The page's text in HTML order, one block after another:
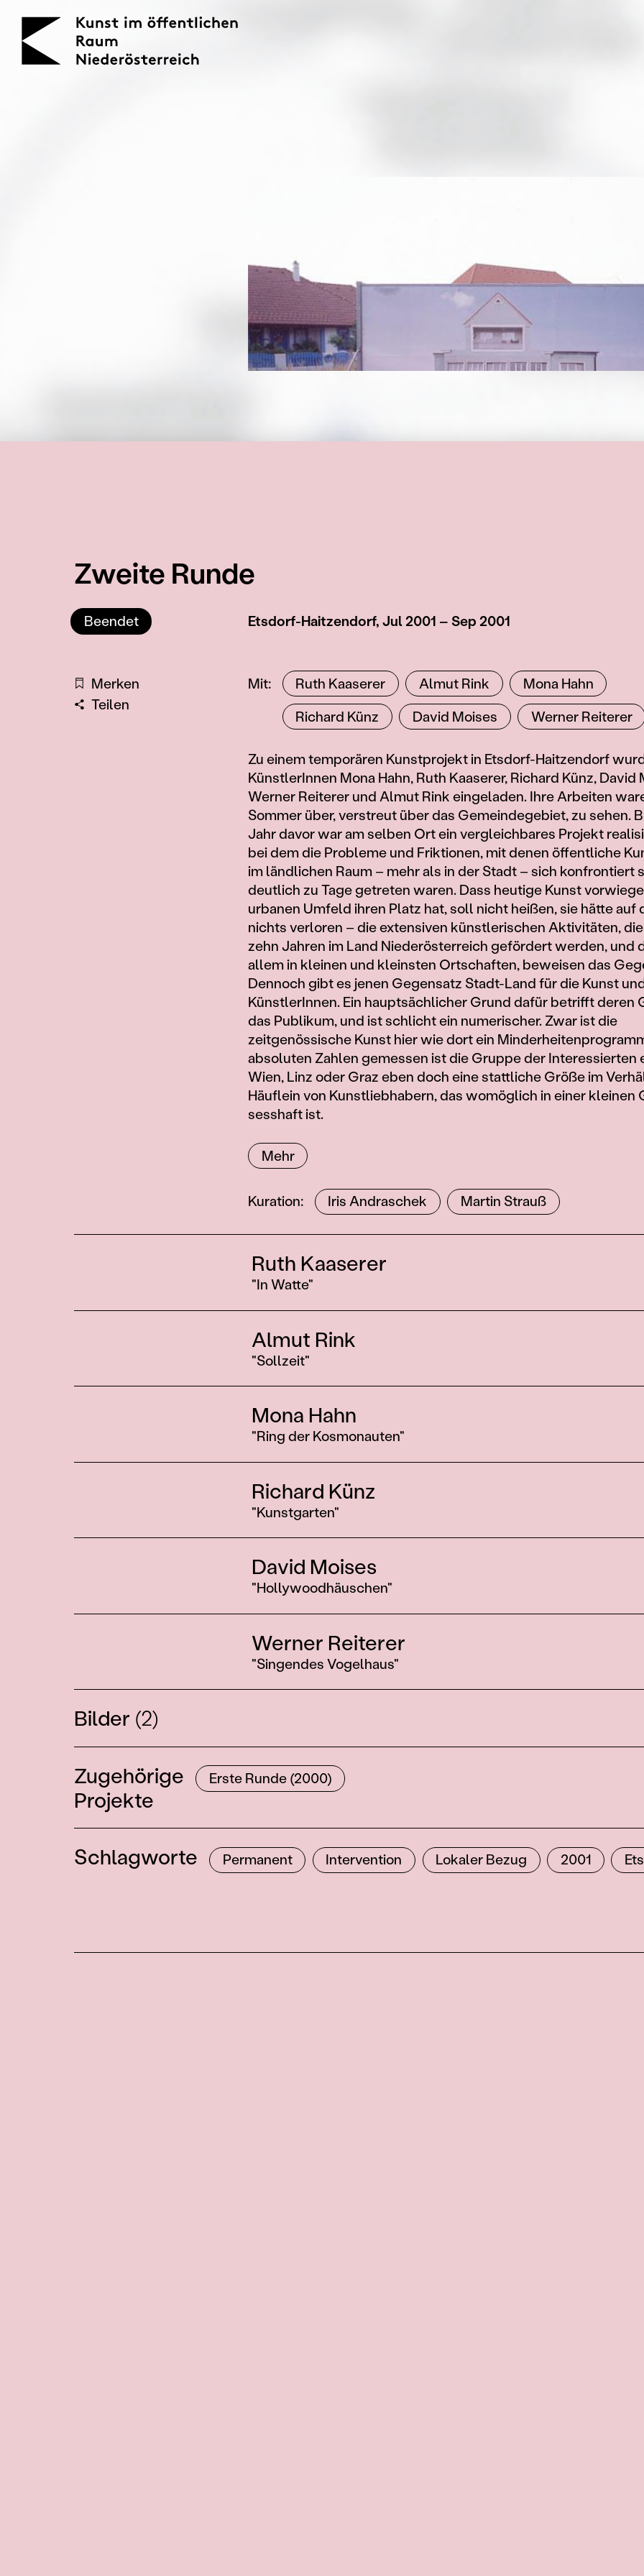
KOERNOE
Zweite Runde
Beendet
Merken
Teilen
Etsdorf-Haitzendorf, Jul 2001 – Sep 2001
KünstlerInnen
Mit Ruth Kaaserer Almut Rink
Mona Hahn
Richard Künz
David Moises Werner Reiterer
Information
Zu einem temporären Kunstprojekt in Etsdorf-Haitzendorf
KünstlerInnen Mona Hahn, Ruth Kaaserer, Richard Künz, David
Werner Reiterer und Almut Rink eingeladen. Ihre Arbeiten
Sommer über, verstreut über das Gemeindegebiet, zu sehen.
Jahr davor war am selben Ort ein vergleichbares Projekt
bei dem die Probleme und Friktionen, mit denen öffentliche
im ländlichen Raum – mehr als in der Stadt – sich konfrontiert
deutlich zu Tage getreten waren. Dass heutige Kunst
urbanen Umfeld ihren Platz hat, soll nicht heißen, sie hätte auf
nichts verloren – die extensiven künstlerischen Aktivitäten,
zehn Jahren im Land Niederösterreich gefördert werden, und
allem in kleinen und kleinsten Ortschaften, beweisen das
Dennoch gibt es jenen Gegensatz Stadt-Land für die Kunst
KünstlerInnen. Ein hauptsächlicher Grund dafür betrifft deren
das Publikum, und ist schlicht ein numerischer. Zwar ist die
zeitgenössische Kunst hier wie dort ein
absoluten Zahlen gemessen ist die Gruppe der Interessierten
Wien, Linz oder Graz eben doch eine stattliche Größe im
Häuflein von Kunstliebhabern, das womöglich in einer kleinen
sesshaft ist.
Mehr
Mitwirkende
Kuration Iris Andraschek Martin Strauß
Ruth Kaaserer
"In Watte"
Almut Rink
"Sollzeit"
Mona Hahn
"Ring der Kosmonauten"
Richard Künz
"Kunstgarten"
David Moises
"Hollywoodhäuschen"
Werner Reiterer
"Singendes Vogelhaus"
Bilder (2)
Zugehörige
Projekte
Erste Runde (2000)
Schlagworte Permanent Intervention Lokaler Bezug 2001